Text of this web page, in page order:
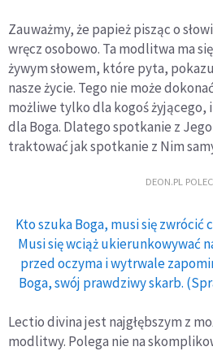
Zauważmy, że papież pisząc o
wręcz osobowo. Ta modlitwa ma
żywym słowem, które pyta,
nasze życie. Tego nie może
możliwe tylko dla kogoś żyjącego,
dla Boga. Dlatego spotkanie z
traktować jak spotkanie z Nim
DEON.PL
Kto szuka Boga, musi się zwrócić
Musi się wciąż ukierunkowywać
przed oczyma i wytrwale
Boga, swój prawdziwy skarb.
Lectio divina jest najgłębszym z
modlitwy. Polega nie na